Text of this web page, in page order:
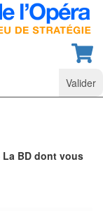
La BD dont vous